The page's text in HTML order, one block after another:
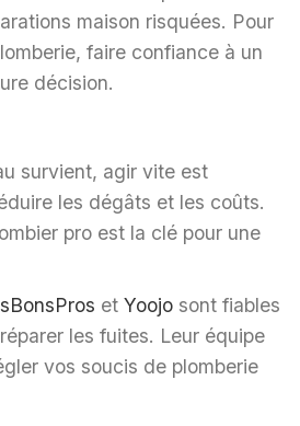
maison risquées. Pour
faire confiance à un
décision.
survient, agir vite est
les dégâts et les coûts.
pro est la clé pour une
et Yoojo sont fiables
les fuites. Leur équipe
vos soucis de plomberie